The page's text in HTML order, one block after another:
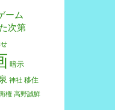
ーム
次第
暗示
神社 移住
権 高野誠鮮